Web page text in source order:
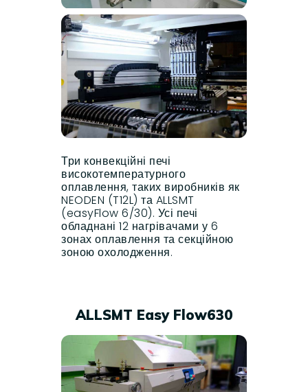
Три конвекційні печі
високотемпературного
оплавлення, таких виробників як
NEODEN (T12L) та ALLSMT
(easyFlow 6/30). Усі печі
обладнані 12 нагрівачами у 6
зонах оплавлення та секційною
зоною охолодження.
ALLSMT Easy Flow630